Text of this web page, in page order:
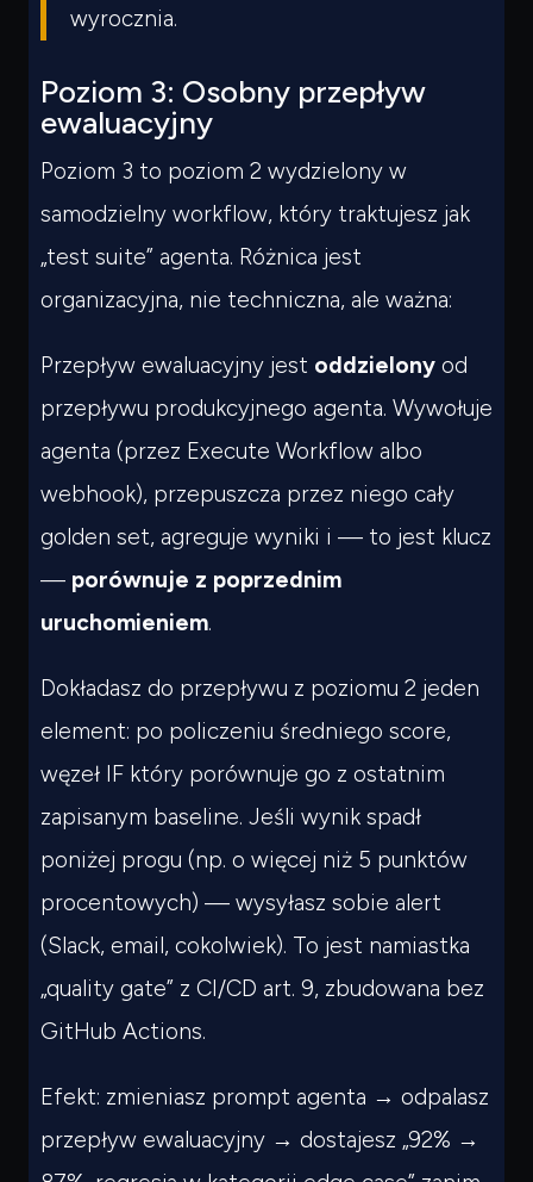
wyrocznia.
Poziom 3: Osobny przepływ
ewaluacyjny
Poziom 3 to poziom 2 wydzielony w
samodzielny workflow, który traktujesz jak
„test suite” agenta. Różnica jest
organizacyjna, nie techniczna, ale ważna:
Przepływ ewaluacyjny jest oddzielony od
przepływu produkcyjnego agenta. Wywołuje
agenta (przez Execute Workflow albo
webhook), przepuszcza przez niego cały
golden set, agreguje wyniki i — to jest klucz
— porównuje z poprzednim
uruchomieniem.
Dokładasz do przepływu z poziomu 2 jeden
element: po policzeniu średniego score,
węzeł IF który porównuje go z ostatnim
zapisanym baseline. Jeśli wynik spadł
poniżej progu (np. o więcej niż 5 punktów
procentowych) — wysyłasz sobie alert
(Slack, email, cokolwiek). To jest namiastka
„quality gate” z CI/CD art. 9, zbudowana bez
GitHub Actions.
Efekt: zmieniasz prompt agenta → odpalasz
przepływ ewaluacyjny → dostajesz „92% →